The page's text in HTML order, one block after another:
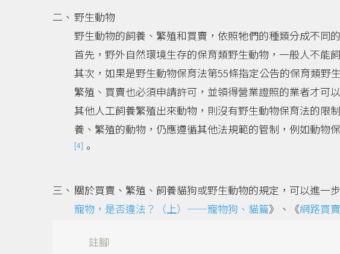
野生動物
野生動物的飼養、繁殖和買賣，依照牠們的種類分成不同
首先，野外自然環境生存的保育類野生動物，一般人不能
其次，如果是野生動物保育法第55條指定公告的保育類野
繁殖、買賣也必須申請許可，並領得營業證照的業者才可
其他人工飼養繁殖出來動物，則沒有野生動物保育法的限
養、繁殖的動物，仍應遵循其他法規範的管制，例如動物
[4] 。
關於買賣、繁殖、飼養貓狗或野生動物的規定，可以進一
寵物，是否違法？（上）——寵物狗、貓篇》、《網路買
註腳